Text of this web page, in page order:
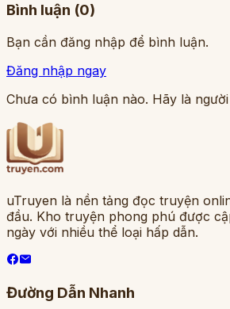
Bình luận (0)
Bạn cần đăng nhập để bình luận.
Đăng nhập ngay
Chưa có bình luận nào. Hãy là
uTruyen là nền tảng đọc truyện
đầu. Kho truyện phong phú được
ngày với nhiều thể loại hấp dẫn.
Đường Dẫn Nhanh